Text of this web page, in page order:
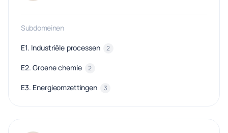
Subdomeinen
E1. Industriële processen 2
E2. Groene chemie 2
E3. Energieomzettingen 3